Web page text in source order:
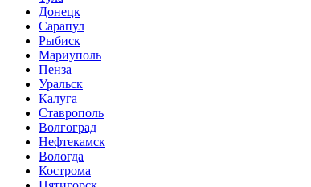
Донецк
Сарапул
Рыбиск
Мариуполь
Пенза
Уральск
Калуга
Ставрополь
Волгоград
Нефтекамск
Вологда
Кострома